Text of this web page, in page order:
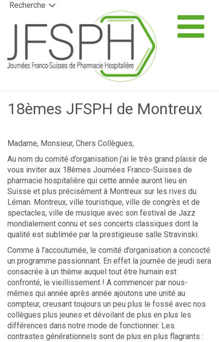
Recherche
18èmes JFSPH de Montreux
Madame, Monsieur, Chers Collègues,
Au nom du comité d’organisation j’ai le très grand plaisir de
vous inviter aux 18èmes Journées Franco-Suisses de
pharmacie hospitalière qui cette année auront lieu en
Suisse et plus précisément à Montreux sur les rives du
Léman. Montreux, ville touristique, ville de congrès et de
spectacles, ville de musique avec son festival de Jazz
mondialement connu et ses concerts classiques dont la
qualité est sublimée par la prestigieuse salle Stravinski.
Comme à l’accoutumée, le comité d’organisation a concocté
un programme passionnant. En effet la journée de jeudi sera
consacrée à un thème auquel tout être humain est
confronté, le vieillissement ! A commencer par nous-
mêmes qui année après année ajoutons une unité au
compteur, creusant toujours un peu plus le fossé avec nos
collègues plus jeunes et dévoilant de plus en plus les
différences dans notre mode de fonctionner. Les
contrastes générationnels sont de plus en plus flagrants :
Panneau de gestion des cookies